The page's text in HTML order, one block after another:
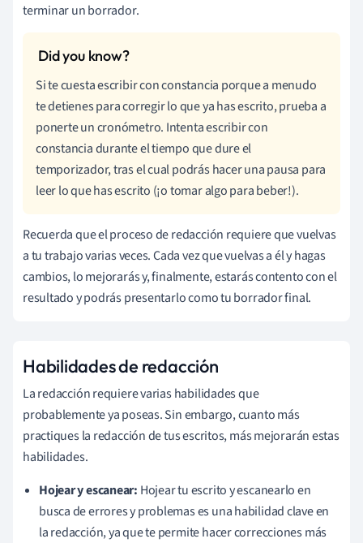
terminar un borrador.
Si te cuesta escribir con constancia porque a menudo
te detienes para corregir lo que ya has escrito, prueba a
ponerte un cronómetro. Intenta escribir con
constancia durante el tiempo que dure el
temporizador, tras el cual podrás hacer una pausa para
leer lo que has escrito (¡o tomar algo para beber!).
Recuerda que el proceso de redacción requiere que vuelvas
a tu trabajo varias veces. Cada vez que vuelvas a él y hagas
cambios, lo mejorarás y, finalmente, estarás contento con el
resultado y podrás presentarlo como tu borrador final.
Habilidades de redacción
La redacción requiere varias habilidades que
probablemente ya poseas. Sin embargo, cuanto más
practiques la redacción de tus escritos, más mejorarán estas
habilidades.
Hojear y escanear: Hojear tu escrito y escanearlo en
busca de errores y problemas es una habilidad clave en
la redacción, ya que te permite hacer correcciones más